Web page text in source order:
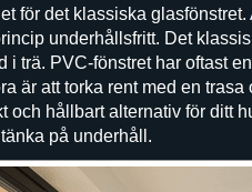
för det klassiska
underhållsfritt. Det
i trä. PVC-fönstret har oftast
är att torka rent med en
och hållbart alternativ för ditt
på underhåll.